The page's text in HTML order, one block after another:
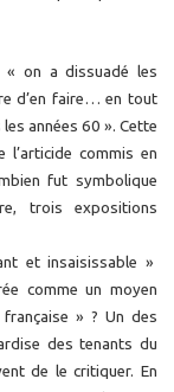
on a dissuadé les
d’en faire… en tout
années 60 ». Cette
l’articide commis en
fut symbolique
trois expositions
et insaisissable »
comme un moyen
» ? Un des
des tenants du
de le critiquer. En